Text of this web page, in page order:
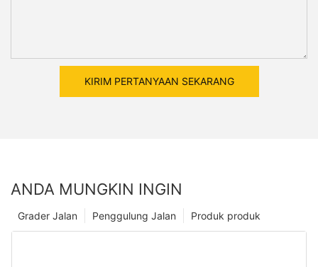
KIRIM PERTANYAAN SEKARANG
ANDA MUNGKIN INGIN
Produk produk
Penggulung Jalan
Grader Jalan